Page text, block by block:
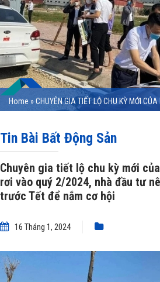
Home »CHUYÊN GIA TIẾT LỘ CHU KỲ MỚI
đầu tư nên xuống tiền ngay trước Tết để nắm
Tin Bài Bất Động Sản
Chuyên gia tiết lộ chu kỳ mới
rơi vào quý 2/2024, nhà đầu tư
trước Tết để nắm cơ hội
16 Tháng 1, 2024